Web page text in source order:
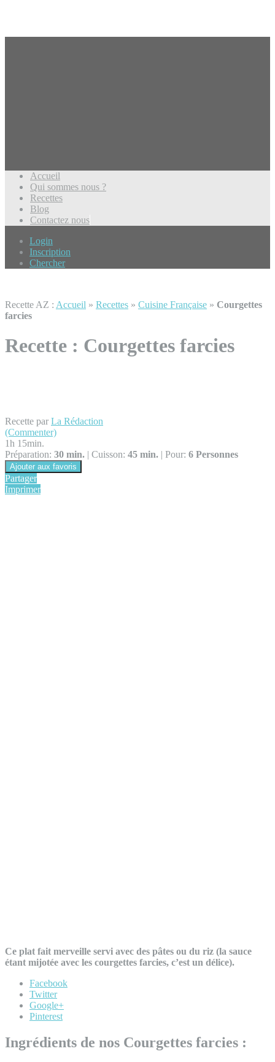
Accueil
Qui sommes nous ?
Recettes
Blog
Contactez nous
Login
Inscription
Chercher
Recette AZ : Accueil » Recettes » Cuisine Française » Courgettes
farcies
Recette : Courgettes farcies
Recette par La Rédaction
(Commenter)
1h 15min.
Préparation: 30 min. | Cuisson: 45 min. | Pour: 6 Personnes
Ajouter aux favoris
Partager
Imprimer
Ce plat fait merveille servi avec des pâtes ou du riz (la sauce
étant mijotée avec les courgettes farcies, c’est un délice).
Facebook
Twitter
Google+
Pinterest
Ingrédients de nos Courgettes farcies :